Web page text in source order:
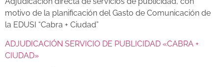
motivo de la planificación del Gasto de Comunicación de
la EDUSI “Cabra + Ciudad”
ADJUDICACIÓN SERVICIO DE PUBLICIDAD «CABRA +
CIUDAD»